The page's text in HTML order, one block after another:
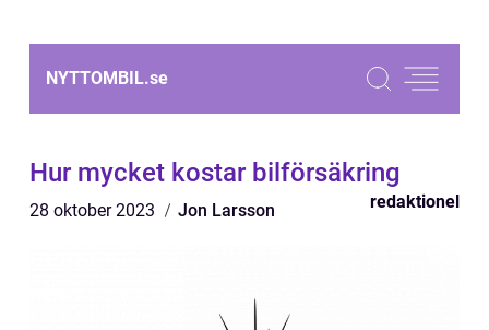
NYTTOMBIL.se
Hur mycket kostar bilförsäkring
28 oktober 2023 Jon Larsson redaktionel